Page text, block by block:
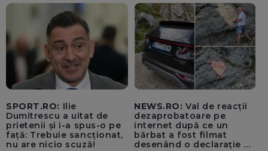
SPORT.RO: Ilie
Dumitrescu a uitat de
prietenii și i-a spus-o pe
față: Trebuie sancționat,
nu are nicio scuză!
NEWS.RO: Val de reacții
dezaprobatoare pe
internet după ce un
bărbat a fost filmat
desenând o declarație de